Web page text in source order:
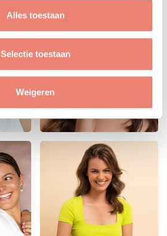
Alles toestaan
Selectie toestaan
Weigeren